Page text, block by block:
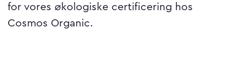
for vores økologiske certificering hos
Cosmos Organic.